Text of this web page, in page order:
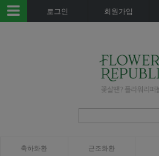
로그인 회원가입
축하화환 근조화환